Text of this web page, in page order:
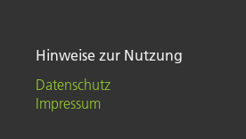
Hinweise zur Nutzung
Datenschutz
Impressum